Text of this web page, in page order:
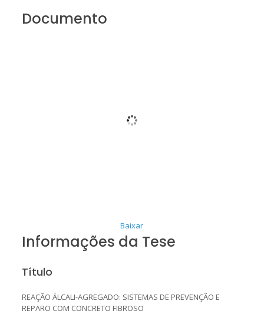
Documento
Baixar
Informações da Tese
Título
REAÇÃO ÁLCALI-AGREGADO: SISTEMAS DE PREVENÇÃO E
REPARO COM CONCRETO FIBROSO